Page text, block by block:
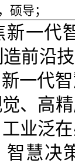
硕导；
新一代
前沿
一代
、高
业泛
智慧决